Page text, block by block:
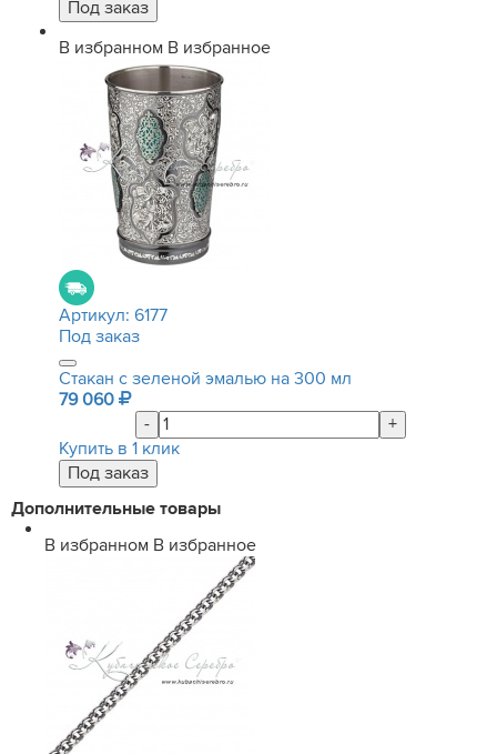
В избранном В избранное
Артикул: 6177
Под заказ
Стакан с зеленой эмалью на 300 мл
79 060
-
+
Купить в 1 клик
Дополнительные товары
В избранном В избранное